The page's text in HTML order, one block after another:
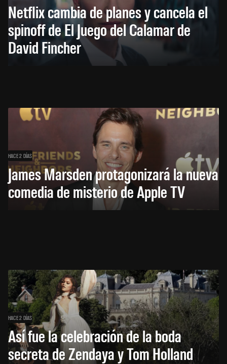
Netflix cambia de planes y cancela el
spinoff de El Juego del Calamar de
David Fincher
HACE 2 DÍAS
James Marsden protagonizará la nueva
comedia de misterio de Apple TV
HACE 2 DÍAS
Así fue la celebración de la boda
secreta de Zendaya y Tom Holland